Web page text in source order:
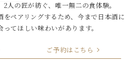
人の匠が紡ぐ、唯一無二の食体験。
をペアリングするため、今まで日本酒に
てほしい味わいがあります。
ご予約はこちら